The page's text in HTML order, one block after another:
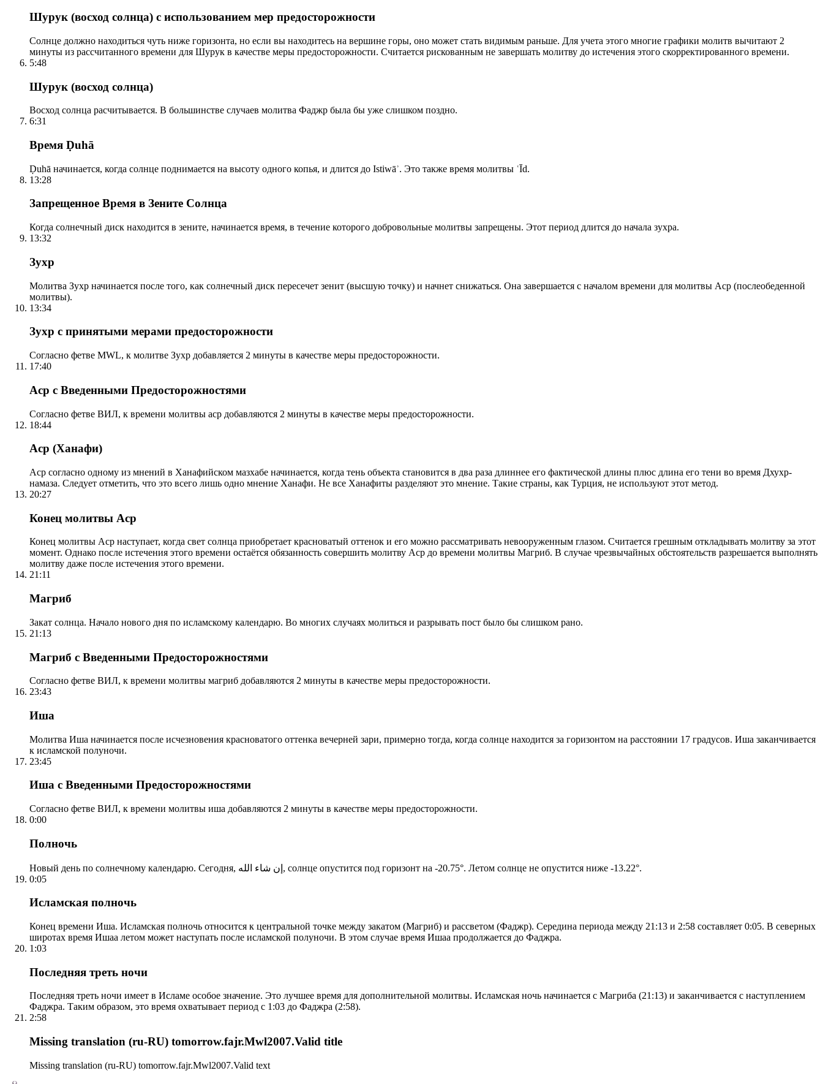
Шурук (восход солнца) с использованием мер предосторожности
Солнце должно находиться чуть ниже горизонта, но если вы находитесь на вершине горы, оно может стать видимым раньше. Для учета этого многие графики молитв вычитают 2
минуты из рассчитанного времени для Шурук в качестве меры предосторожности. Считается рискованным не завершать молитву до истечения этого скорректированного времени.
5:48
Шурук (восход солнца)
Восход солнца расчитывается. В большинстве случаев молитва Фаджр была бы уже слишком поздно.
6:31
Время Ḍuhā
Ḍuhā начинается, когда солнце поднимается на высоту одного копья, и длится до Istiwāʾ. Это также время молитвы ʿĪd.
13:28
Запрещенное Время в Зените Солнца
Когда солнечный диск находится в зените, начинается время, в течение которого добровольные молитвы запрещены. Этот период длится до начала зухра.
13:32
Зухр
Молитва Зухр начинается после того, как солнечный диск пересечет зенит (высшую точку) и начнет снижаться. Она завершается с началом времени для молитвы Аср (послеобеденной
молитвы).
13:34
Зухр с принятыми мерами предосторожности
Согласно фетве MWL, к молитве Зухр добавляется 2 минуты в качестве меры предосторожности.
17:40
Аср с Введенными Предосторожностями
Согласно фетве ВИЛ, к времени молитвы аср добавляются 2 минуты в качестве меры предосторожности.
18:44
Аср (Ханафи)
Аср согласно одному из мнений в Ханафийском мазхабе начинается, когда тень объекта становится в два раза длиннее его фактической длины плюс длина его тени во время Дхухр-
намаза. Следует отметить, что это всего лишь одно мнение Ханафи. Не все Ханафиты разделяют это мнение. Такие страны, как Турция, не используют этот метод.
20:27
Конец молитвы Аср
Конец молитвы Аср наступает, когда свет солнца приобретает красноватый оттенок и его можно рассматривать невооруженным глазом. Считается грешным откладывать молитву за этот
момент. Однако после истечения этого времени остаётся обязанность совершить молитву Аср до времени молитвы Магриб. В случае чрезвычайных обстоятельств разрешается выполнять
молитву даже после истечения этого времени.
21:11
Магриб
Закат солнца. Начало нового дня по исламскому календарю. Во многих случаях молиться и разрывать пост было бы слишком рано.
21:13
Магриб с Введенными Предосторожностями
Согласно фетве ВИЛ, к времени молитвы магриб добавляются 2 минуты в качестве меры предосторожности.
23:43
Иша
Молитва Иша начинается после исчезновения красноватого оттенка вечерней зари, примерно тогда, когда солнце находится за горизонтом на расстоянии 17 градусов. Иша заканчивается
к исламской полуночи.
23:45
Иша с Введенными Предосторожностями
Согласно фетве ВИЛ, к времени молитвы иша добавляются 2 минуты в качестве меры предосторожности.
0:00
Полночь
Новый день по солнечному календарю. Сегодня, إن شاء الله, солнце опустится под горизонт на -20.75°. Летом солнце не опустится ниже -13.22°.
0:05
Исламская полночь
Конец времени Иша. Исламская полночь относится к центральной точке между закатом (Магриб) и рассветом (Фаджр). Середина периода между 21:13 и 2:58 составляет 0:05. В северных
широтах время Ишаа летом может наступать после исламской полуночи. В этом случае время Ишаа продолжается до Фаджра.
1:03
Последняя треть ночи
Последняя треть ночи имеет в Исламе особое значение. Это лучшее время для дополнительной молитвы. Исламская ночь начинается с Магриба (21:13) и заканчивается с наступлением
Фаджра. Таким образом, это время охватывает период с 1:03 до Фаджра (2:58).
2:58
Missing translation (ru-RU) tomorrow.fajr.Mwl2007.Valid title
Missing translation (ru-RU) tomorrow.fajr.Mwl2007.Valid text